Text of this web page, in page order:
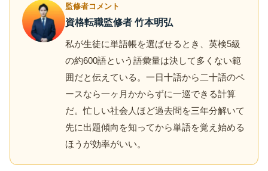
監修者コメント
資格転職監修者 竹本明弘
私が生徒に単語帳を選ばせるとき、英検5級
の約600語という語彙量は決して多くない範
囲だと伝えている。一日十語から二十語のペ
ースなら一ヶ月かからずに一巡できる計算
だ。忙しい社会人ほど過去問を三年分解いて
先に出題傾向を知ってから単語を覚え始める
ほうが効率がいい。